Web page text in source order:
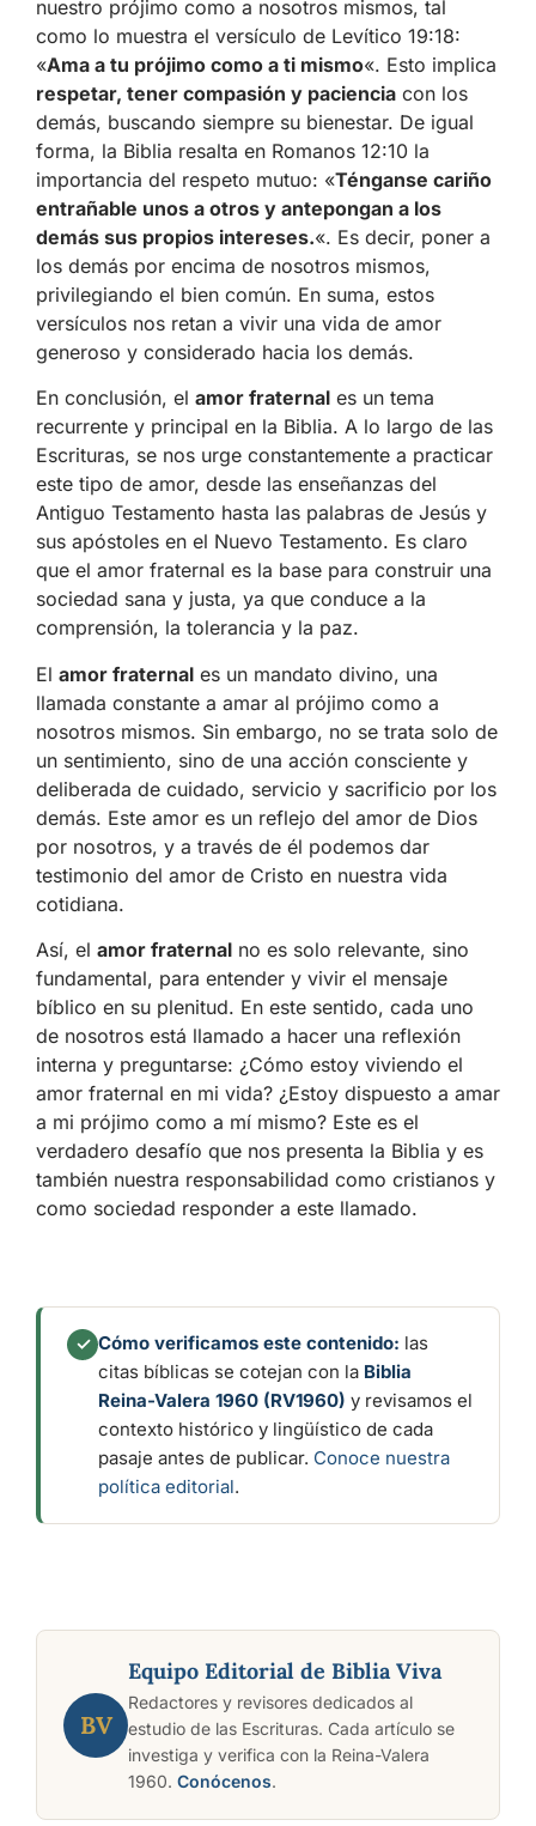
nuestro prójimo como a nosotros mismos, tal
como lo muestra el versículo de Levítico 19:18:
«Ama a tu prójimo como a ti mismo«. Esto implica
respetar, tener compasión y paciencia con los
demás, buscando siempre su bienestar. De igual
forma, la Biblia resalta en Romanos 12:10 la
importancia del respeto mutuo: «Ténganse cariño
entrañable unos a otros y antepongan a los
demás sus propios intereses.«. Es decir, poner a
los demás por encima de nosotros mismos,
privilegiando el bien común. En suma, estos
versículos nos retan a vivir una vida de amor
generoso y considerado hacia los demás.
En conclusión, el amor fraternal es un tema
recurrente y principal en la Biblia. A lo largo de las
Escrituras, se nos urge constantemente a practicar
este tipo de amor, desde las enseñanzas del
Antiguo Testamento hasta las palabras de Jesús y
sus apóstoles en el Nuevo Testamento. Es claro
que el amor fraternal es la base para construir una
sociedad sana y justa, ya que conduce a la
comprensión, la tolerancia y la paz.
El amor fraternal es un mandato divino, una
llamada constante a amar al prójimo como a
nosotros mismos. Sin embargo, no se trata solo de
un sentimiento, sino de una acción consciente y
deliberada de cuidado, servicio y sacrificio por los
demás. Este amor es un reflejo del amor de Dios
por nosotros, y a través de él podemos dar
testimonio del amor de Cristo en nuestra vida
cotidiana.
Así, el amor fraternal no es solo relevante, sino
fundamental, para entender y vivir el mensaje
bíblico en su plenitud. En este sentido, cada uno
de nosotros está llamado a hacer una reflexión
interna y preguntarse: ¿Cómo estoy viviendo el
amor fraternal en mi vida? ¿Estoy dispuesto a amar
a mi prójimo como a mí mismo? Este es el
verdadero desafío que nos presenta la Biblia y es
también nuestra responsabilidad como cristianos y
como sociedad responder a este llamado.
✓ Cómo verificamos este contenido: las
citas bíblicas se cotejan con la Biblia
Reina-Valera 1960 (RV1960) y revisamos el
contexto histórico y lingüístico de cada
pasaje antes de publicar. Conoce nuestra
política editorial.
BV
Equipo Editorial de Biblia Viva
Redactores y revisores dedicados al
estudio de las Escrituras. Cada artículo se
investiga y verifica con la Reina-Valera
1960. Conócenos.